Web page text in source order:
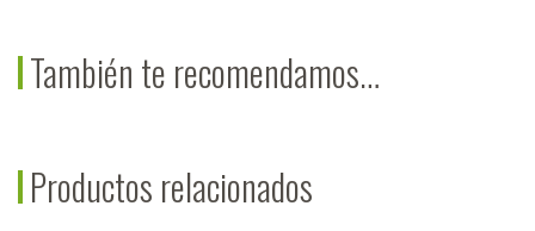
También te recomendamos…
Productos relacionados